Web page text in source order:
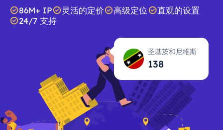
86M+ IP 灵活的定价 高级定位
直观的设置
24/7 支持
圣基茨和尼维斯
138